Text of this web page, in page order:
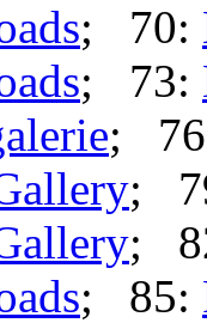
; 70:
; 73:
;
;
;
; 85: